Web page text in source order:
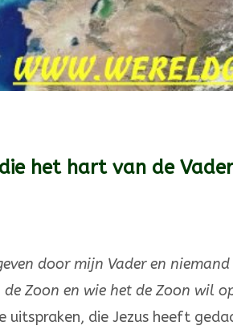
het hart van de
door mijn Vader en
Zoon en wie het de Zoon wil
die Jezus heeft